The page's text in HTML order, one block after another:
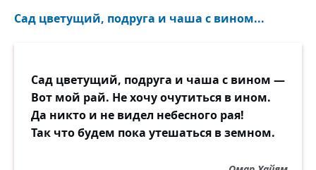
Сад цветущий, подруга и чаша с вином...
Сад цветущий, подруга и чаша с вином —
Вот мой рай. Не хочу очутиться в ином.
Да никто и не видел небесного рая!
Так что будем пока утешаться в земном.